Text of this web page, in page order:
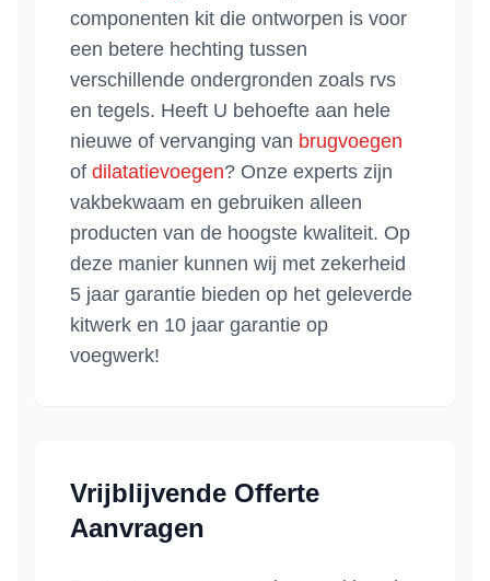
componenten kit die ontworpen is voor
een betere hechting tussen
verschillende ondergronden zoals rvs
en tegels. Heeft U behoefte aan hele
nieuwe of vervanging van brugvoegen
of dilatatievoegen? Onze experts zijn
vakbekwaam en gebruiken alleen
producten van de hoogste kwaliteit. Op
deze manier kunnen wij met zekerheid
5 jaar garantie bieden op het geleverde
kitwerk en 10 jaar garantie op
voegwerk!
Vrijblijvende Offerte
Aanvragen